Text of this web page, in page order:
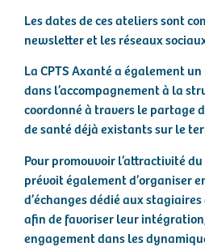
Les dates de ces ateliers sont
newsletter et les réseaux
La CPTS Axanté a également
dans l’accompagnement à la
coordonné à travers le partage
de santé déjà existants sur le
Pour promouvoir l’attractivité
prévoit également d’organiser
d’échanges dédié aux
afin de favoriser leur
engagement dans les